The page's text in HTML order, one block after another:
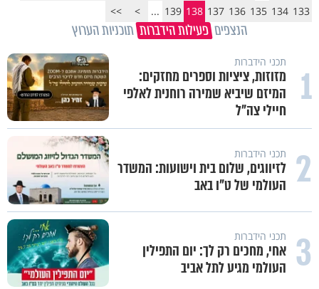
133
134
135
136
137
138
139
...
>
>>
הנצפים פעילות הידברות תוכניות הערוץ
1 תכני הידברות
מזוזות, ציציות וספרים מחזקים:
המיזם שיביא שמירה רוחנית לאלפי
חיילי צה"ל
2 תכני הידברות
לזיווגים, שלום בית וישועות: המשדר
העולמי של ט"ו באב
3 תכני הידברות
אחי, מחכים רק לך: יום התפילין
העולמי מגיע לתל אביב